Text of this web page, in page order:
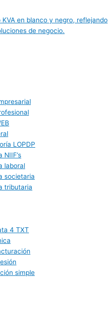
LOPDP
NIIF’s
laboral
societaria
tributaria
4 TXT
simple